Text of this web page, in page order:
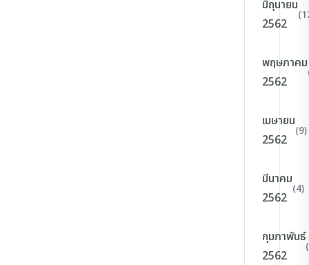
มิถุนายน
2562
พฤษภาคม
2562
เมษายน
2562
(9)
มีนาคม
2562
(4)
กุมภาพันธ์
2562